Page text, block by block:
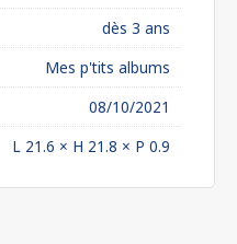
dès 3 ans
Mes p'tits albums
08/10/2021
L 21.6 × H 21.8 × P 0.9